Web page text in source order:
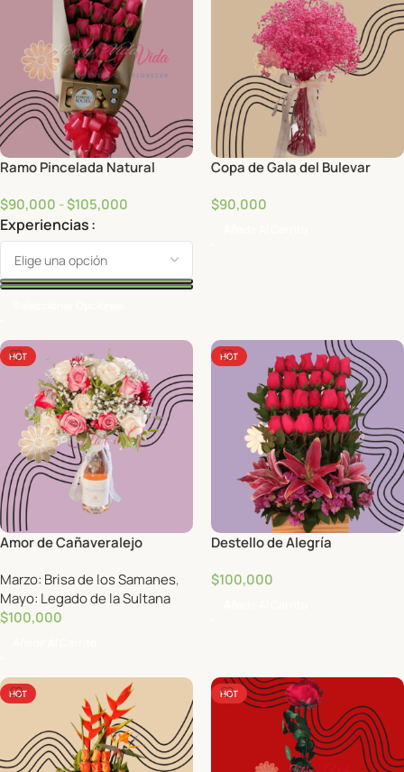
Ramo Pincelada Natural
$90,000 -$105,000
Experiencias
Copa de Gala del Bulevar
$90,000
HOT
Amor de Cañaveralejo
Marzo: Brisa de los Samanes,
Mayo: Legado de la Sultana
$100,000
HOT
Destello de Alegría
$100,000
HOT HOT